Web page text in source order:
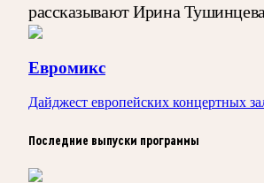
рассказывают Ирина
Евромикс
Дайджест европейских концертных
Последние выпуски программы